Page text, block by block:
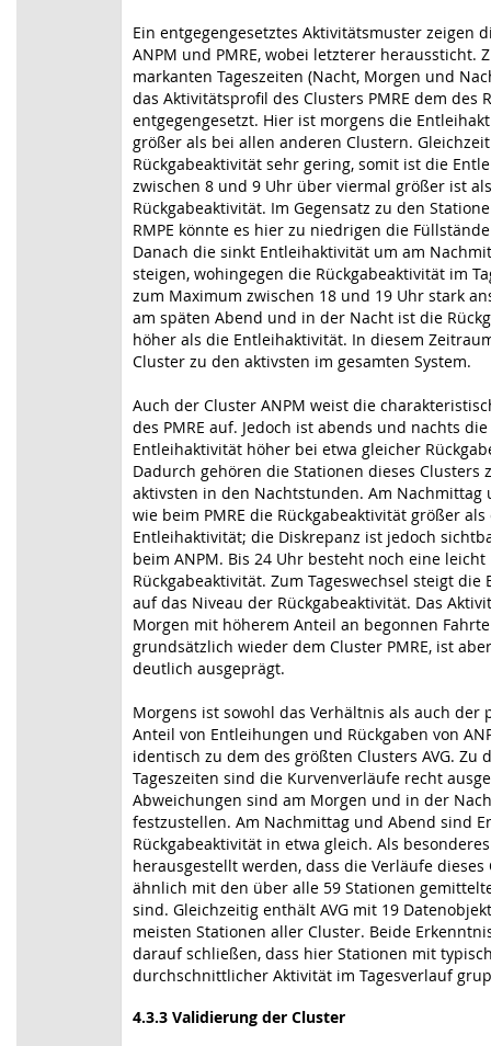
Ein entgegengesetztes Aktivitätsmuster zeigen
ANPM und PMRE, wobei letzterer heraussticht.
markanten Tageszeiten (Nacht, Morgen und
das Aktivitätsprofil des Clusters PMRE dem des
entgegengesetzt. Hier ist morgens die
größer als bei allen anderen Clustern.
Rückgabeaktivität sehr gering, somit ist die
zwischen 8 und 9 Uhr über viermal größer ist
Rückgabeaktivität. Im Gegensatz zu den
RMPE könnte es hier zu niedrigen die
Danach die sinkt Entleihaktivität um am
steigen, wohingegen die Rückgabeaktivität im
zum Maximum zwischen 18 und 19 Uhr stark
am späten Abend und in der Nacht ist die
höher als die Entleihaktivität. In diesem
Cluster zu den aktivsten im gesamten System.
Auch der Cluster ANPM weist die
des PMRE auf. Jedoch ist abends und nachts die
Entleihaktivität höher bei etwa gleicher
Dadurch gehören die Stationen dieses Clusters
aktivsten in den Nachtstunden. Am Nachmittag
wie beim PMRE die Rückgabeaktivität größer als
Entleihaktivität; die Diskrepanz ist jedoch
beim ANPM. Bis 24 Uhr besteht noch eine leicht
Rückgabeaktivität. Zum Tageswechsel steigt die
auf das Niveau der Rückgabeaktivität. Das
Morgen mit höherem Anteil an begonnen
grundsätzlich wieder dem Cluster PMRE, ist
deutlich ausgeprägt.
Morgens ist sowohl das Verhältnis als auch der
Anteil von Entleihungen und Rückgaben von
identisch zu dem des größten Clusters AVG. Zu
Tageszeiten sind die Kurvenverläufe recht
Abweichungen sind am Morgen und in der
festzustellen. Am Nachmittag und Abend sind
Rückgabeaktivität in etwa gleich. Als
herausgestellt werden, dass die Verläufe dieses
ähnlich mit den über alle 59 Stationen
sind. Gleichzeitig enthält AVG mit 19
meisten Stationen aller Cluster. Beide
darauf schließen, dass hier Stationen mit
durchschnittlicher Aktivität im Tagesverlauf
4.3.3 Validierung der Cluster